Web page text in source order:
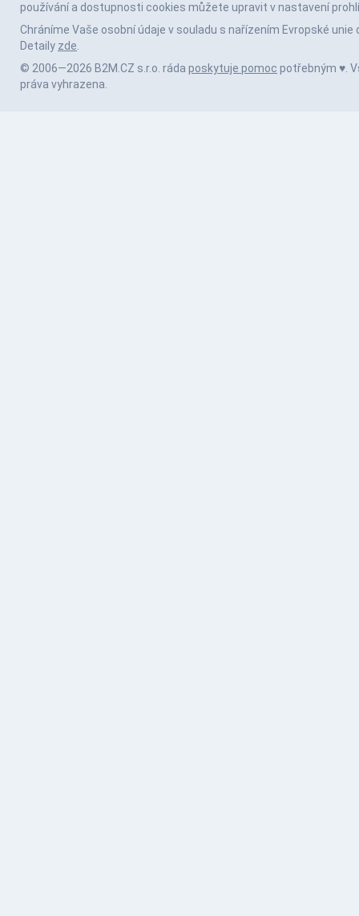
používání a dostupnosti cookies můžete upravit v nastavení
Chráníme Vaše osobní údaje v souladu s nařízením Evropské unie
Detaily zde.
© 2006—2026 B2M.CZ s.r.o. ráda poskytuje pomoc potřebným ♥️.
práva vyhrazena.